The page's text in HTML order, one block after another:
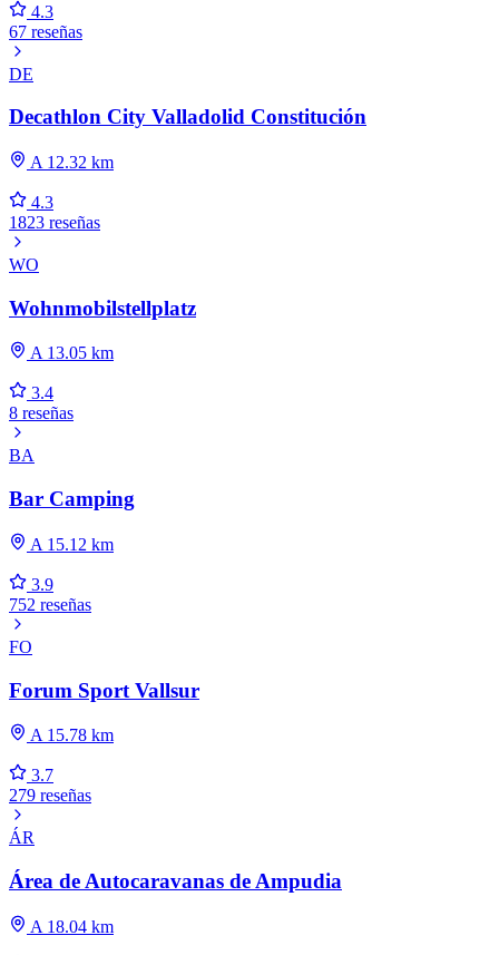
4.3
67 reseñas
DE
Decathlon City Valladolid Constitución
A 12.32 km
4.3
1823 reseñas
WO
Wohnmobilstellplatz
A 13.05 km
3.4
8 reseñas
BA
Bar Camping
A 15.12 km
3.9
752 reseñas
FO
Forum Sport Vallsur
A 15.78 km
3.7
279 reseñas
ÁR
Área de Autocaravanas de Ampudia
A 18.04 km